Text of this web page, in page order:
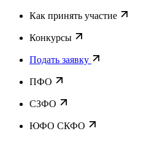
Как принять участие
Конкурсы
Подать заявку
ПФО
СЗФО
ЮФО СКФО